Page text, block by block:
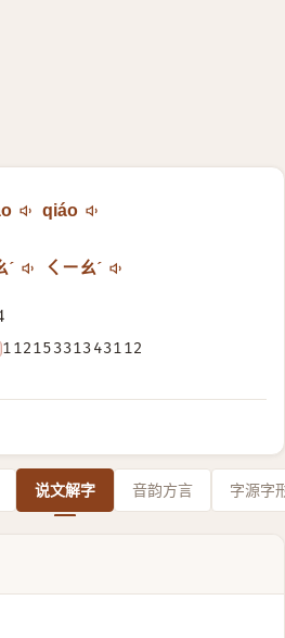
qiáo
ˊ ㄑㄧㄠˊ
11215331343112
说文解字 音韵方言 字源字